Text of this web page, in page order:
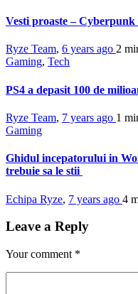
Vesti proaste –
Ryze Team, 6 years ago 2
Gaming, Tech
PS4 a depasit 100 de
Ryze Team, 7 years ago 1
Gaming
Ghidul incepatorului in
trebuie sa le stii
Echipa Ryze, 7 years ago 4
Leave a Reply
Your comment *